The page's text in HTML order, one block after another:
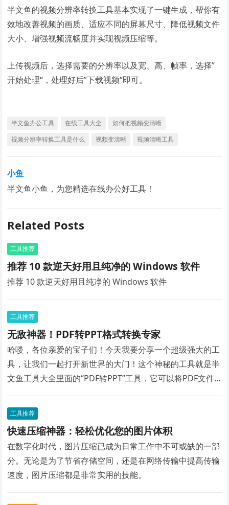
半文鱼的视频分辨率转换工具基本实现了一键生成，帮你有
效地改善视频的画质、适应不同的屏幕尺寸、降低视频文件
大小、增强视频流畅度并实现视频压缩等。
上传视频后，选择需要的分辨率以及宽、高、帧率，选择”
开始处理“，处理好后”下载视频“即可。
半文鱼办公工具 在线工具大全
如何把视频变清晰
视频分辨率转换工具是什么
视频变清晰 视频清晰工具
小鱼
半文鱼小鱼，为您精选在线办公好工具！
Related Posts
工具推荐
推荐 10 款逆天好用且纯净的 Windows 软件
推荐 10 款逆天好用且纯净的 Windows 软件
工具推荐
无敌神器！PDF转PPT格式转换专家
哈喽，各位亲爱的宝子们！今天我要分享一个超级强大的工
具，让我们一起打开新世界的大门！这个神秘的工具就是半
文鱼工具大全里面的“PDF转PPT”工具，它可以将PDF文件
效率瞬间提升！
工具推荐
快速压缩神器：轻松优化您的图片体积
在数字化时代，图片压缩已成为日常工作中不可或缺的一部
分。无论是为了节省存储空间，还是在网络传输中提高传输
速度，图片压缩都是非常实用的技能。